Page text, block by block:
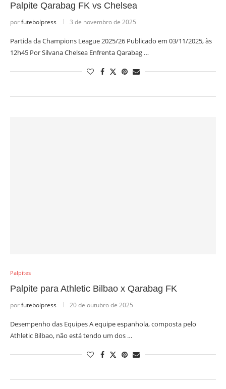
Palpite Qarabag FK vs Chelsea
porfutebolpress 3 de novembro de 2025
Partida da Champions League 2025/26 Publicado em 03/11/2025, às
12h45 Por Silvana Chelsea Enfrenta Qarabag …
Palpites
Palpite para Athletic Bilbao x Qarabag FK
porfutebolpress 20 de outubro de 2025
Desempenho das Equipes A equipe espanhola, composta pelo
Athletic Bilbao, não está tendo um dos …